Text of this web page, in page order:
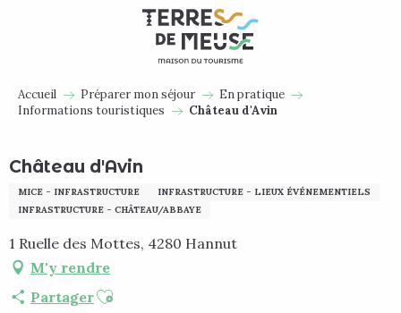
Accueil Préparer mon séjour
En pratique
Informations touristiques
Château d'Avin
Château d'Avin
MICE - INFRASTRUCTURE
INFRASTRUCTURE - LIEUX ÉVÉNEMENTIELS
INFRASTRUCTURE - CHÂTEAU/ABBAYE
1 Ruelle des Mottes, 4280 Hannut
M'y rendre
PartagerAjouter aux favoris